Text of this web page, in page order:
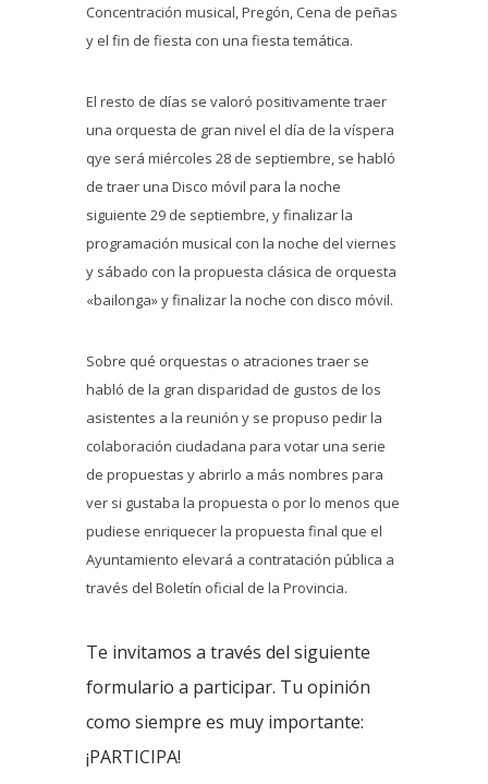
Concentración musical, Pregón, Cena de peñas
y el fin de fiesta con una fiesta temática.
El resto de días se valoró positivamente traer
una orquesta de gran nivel el día de la víspera
qye será miércoles 28 de septiembre, se habló
de traer una Disco móvil para la noche
siguiente 29 de septiembre, y finalizar la
programación musical con la noche del viernes
y sábado con la propuesta clásica de orquesta
«bailonga» y finalizar la noche con disco móvil.
Sobre qué orquestas o atraciones traer se
habló de la gran disparidad de gustos de los
asistentes a la reunión y se propuso pedir la
colaboración ciudadana para votar una serie
de propuestas y abrirlo a más nombres para
ver si gustaba la propuesta o por lo menos que
pudiese enriquecer la propuesta final que el
Ayuntamiento elevará a contratación pública a
través del Boletín oficial de la Provincia.
Te invitamos a través del siguiente
formulario a participar. Tu opinión
como siempre es muy importante:
¡PARTICIPA!